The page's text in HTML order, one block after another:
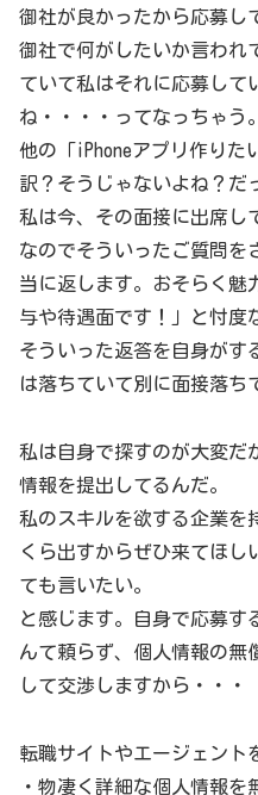
御社が良かったから応募し
御社で何がしたいか言われ
ていて私はそれに応募して
ね・・・・ってなっちゃう。
他の「iPhoneアプリ作りた
訳？そうじゃないよね？だ
私は今、その面接に出席し
なのでそういったご質問を
当に返します。おそらく魅
与や待遇面です！」と忖度
そういった返答を自身がす
は落ちていて別に面接落ち
私は自身で探すのが大変だ
情報を提出してるんだ。
私のスキルを欲する企業を
くら出すからぜひ来てほし
ても言いたい。
と感じます。自身で応募す
んて頼らず、個人情報の無
して交渉しますから・・・
転職サイトやエージェント
・物凄く詳細な個人情報